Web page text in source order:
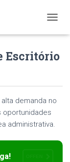
O
G
L
V
A
Escritório
demanda no
oportunidades
administrativa.